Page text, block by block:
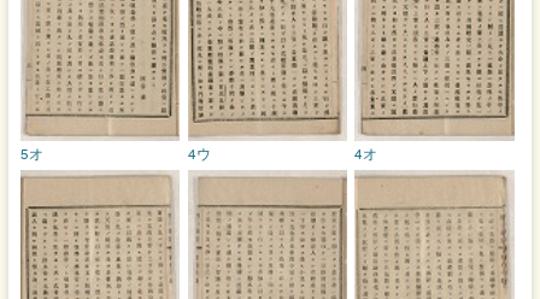
4オ
4ウ
5オ